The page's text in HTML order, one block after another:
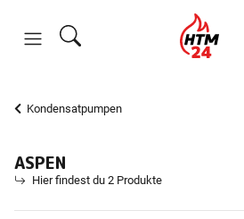
Kondensatpumpen
ASPEN
Hier findest du 2 Produkte